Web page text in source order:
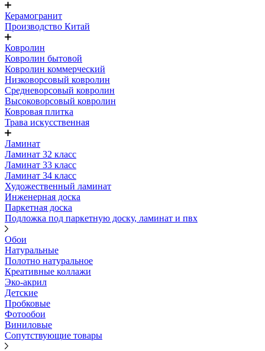
Керамогранит
Производство Китай
Ковролин
Ковролин бытовой
Ковролин коммерческий
Низковорсовый ковролин
Средневорсовый ковролин
Высоковорсовый ковролин
Ковровая плитка
Трава искусственная
Ламинат
Ламинат 32 класс
Ламинат 33 класс
Ламинат 34 класс
Художественный ламинат
Инженерная доска
Паркетная доска
Подложка под паркетную доску, ламинат и пвх
Обои
Натуральные
Полотно натуральное
Креативные коллажи
Эко-акрил
Детские
Пробковые
Фотообои
Виниловые
Сопутствующие товары